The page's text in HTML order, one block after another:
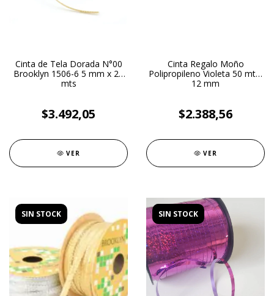
Cinta de Tela Dorada N°00
Brooklyn 1506-6 5 mm x 20
mts
$3.492,05
VER
Cinta Regalo Moño
Polipropileno Violeta 50 mt x
12 mm
$2.388,56
VER
SIN STOCK SIN STOCK